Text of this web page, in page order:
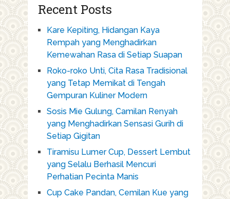
Recent Posts
Kare Kepiting, Hidangan Kaya
Rempah yang Menghadirkan
Kemewahan Rasa di Setiap Suapan
Roko-roko Unti, Cita Rasa Tradisional
yang Tetap Memikat di Tengah
Gempuran Kuliner Modern
Sosis Mie Gulung, Camilan Renyah
yang Menghadirkan Sensasi Gurih di
Setiap Gigitan
Tiramisu Lumer Cup, Dessert Lembut
yang Selalu Berhasil Mencuri
Perhatian Pecinta Manis
Cup Cake Pandan, Cemilan Kue yang